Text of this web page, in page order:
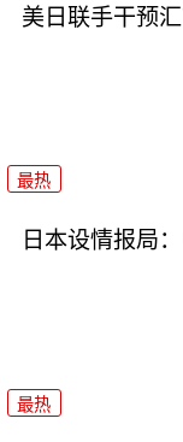
美日联手干预
最热
日本设情报局
最热